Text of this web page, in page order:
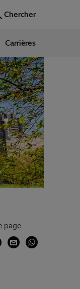
Chercher
Carrières
page